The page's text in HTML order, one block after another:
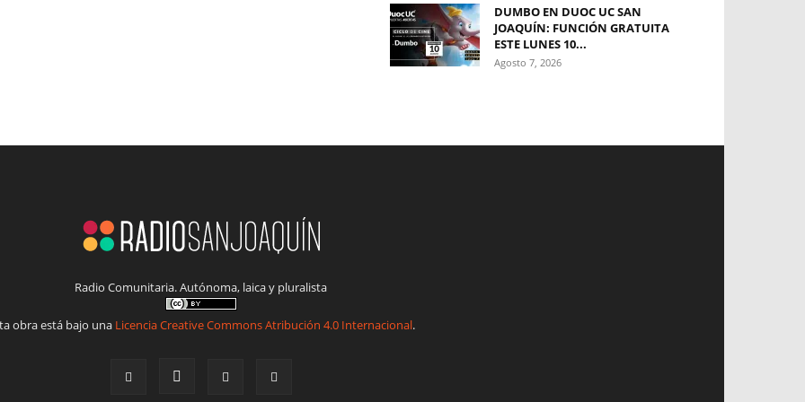
DUMBO EN DUOC UC SAN
JOAQUÍN: FUNCIÓN GRATUITA
ESTE LUNES 10...
Agosto 7, 2026
Radio Comunitaria. Autónoma, laica y pluralista
obra está bajo una Licencia Creative Commons Atribución 4.0 Internacional.